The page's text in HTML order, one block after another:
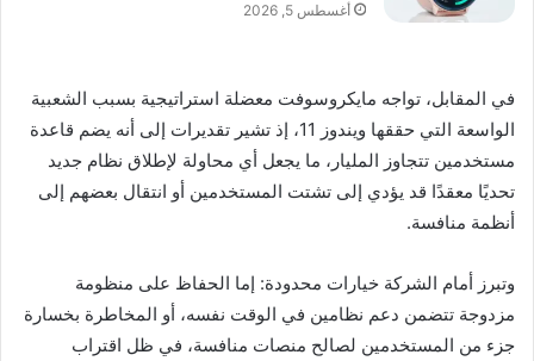
أغسطس 5, 2026
في المقابل، تواجه مايكروسوفت معضلة استراتيجية بسبب الشعبية
الواسعة التي حققها ويندوز 11، إذ تشير تقديرات إلى أنه يضم قاعدة
مستخدمين تتجاوز المليار، ما يجعل أي محاولة لإطلاق نظام جديد
تحديًا معقدًا قد يؤدي إلى تشتت المستخدمين أو انتقال بعضهم إلى
أنظمة منافسة.
وتبرز أمام الشركة خيارات محدودة: إما الحفاظ على منظومة
مزدوجة تتضمن دعم نظامين في الوقت نفسه، أو المخاطرة بخسارة
جزء من المستخدمين لصالح منصات منافسة، في ظل اقتراب